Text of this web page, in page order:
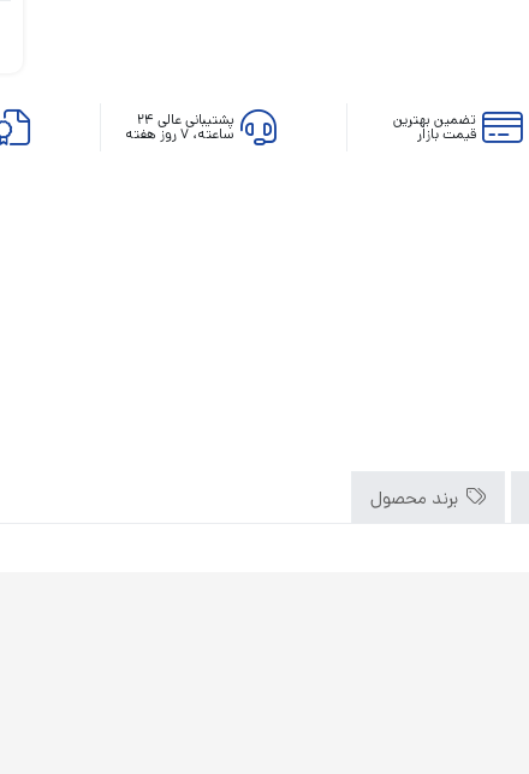
تضمین بهترین
قیمت بازار
پشتیبانی عالی ۲۴
ساعته، ۷ روز هفته
برند محصول